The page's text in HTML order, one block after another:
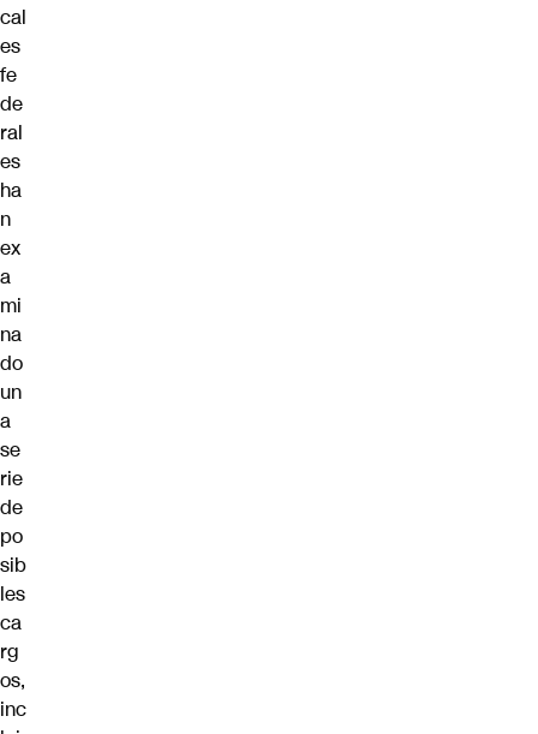
cal
es
fe
de
ral
es
ha
n
ex
a
mi
na
do
un
a
se
rie
de
po
sib
les
ca
rg
os,
inc